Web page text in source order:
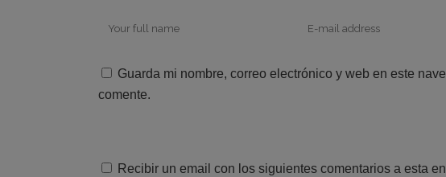
Guarda mi nombre, correo electrónico y web en este
comente.
Recibir un email con los siguientes comentarios a esta